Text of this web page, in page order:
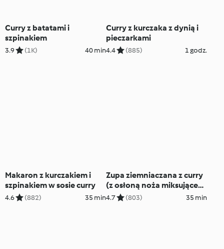
Curry z batatami i
szpinakiem
3.9 (1K) 40 min
Curry z kurczaka z dynią i
pieczarkami
4.4 (885) 1 godz.
Makaron z kurczakiem i
szpinakiem w sosie curry
4.6 (882) 35 min
Zupa ziemniaczana z curry
(z osłoną noża miksującego
2.0)
4.7 (803) 35 min